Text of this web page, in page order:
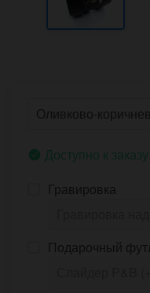
Доступно к заказу
Гравировка
Подарочный